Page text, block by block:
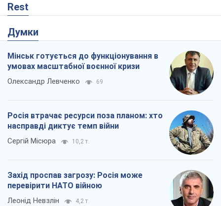
Rest
Думки
Мінськ готується до функціонування в
умовах масштабної воєнної кризи
Олександр Левченко 69
Росія втрачає ресурси поза планом: хто
насправді диктує темп війни
Сергій Місюра 10,2 т.
Захід проспав загрозу: Росія може
перевірити НАТО війною
Леонід Невзлін 4,2 т.